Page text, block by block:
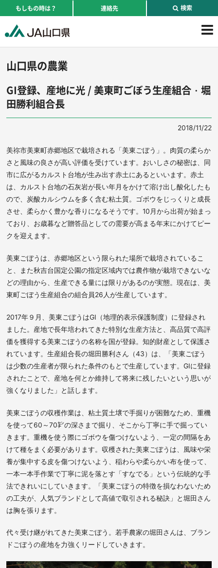
もしもの時は？ 連絡先 検索
山口県の農業
GI登録、産地に光 / 美東町ごぼう生産組合・堀
田勝利組合長
2018/11/22
美祢市美東町赤郷地区で栽培される「美東ごぼう」。肉質の柔らか
さと風味の良さが高い評価を受けています。おいしさの秘密は、同
市に広がるカルスト台地が生み出す赤土にあるといいます。赤土
は、カルスト台地の石灰岩が長い年月をかけて溶け出し酸化したも
ので、炭酸カルシウムを多く含む粘土質。ゴボウをじっくりと成長
させ、柔らかく豊かな香りになるそうです。10月から出荷が始まっ
ており、お歳暮など贈答品としての需要が高まる年末にかけてピー
クを迎えます。
美東ごぼうは、赤郷地区という限られた場所で栽培されているこ
と、また秋吉台国定公園の指定区域内では農作物が栽培できないな
どの理由から、生産できる量には限りがあるのが実態。現在は、美
東町ごぼう生産組合の組合員26人が生産しています。
2017年９月、美東ごぼうはGI（地理的表示保護制度）に登録され
ました。産地で長年培われてきた特別な生産方法と、高品質で高評
価を獲得する美東ごぼうの名称を国が登録。知的財産として保護さ
れています。生産組合長の堀田勝利さん（43）は、「美東ごぼう
は少数の生産者が限られた条件のもとで生産しています。GIに登録
されたことで、産地を何とか維持して将来に残したいという思いが
強くなりました」と話します。
美東ごぼうの収穫作業は、粘土質土壌で手掘りが困難なため、重機
を使って60～70㌢の深さまで掘り、そこから丁寧に手で掘ってい
きます。重機を使う際にゴボウを傷つけないよう、一定の間隔をあ
けて種をまく必要があります。収穫された美東ごぼうは、風味や栄
養が集中する皮を傷つけないよう、稲わらや柔らかい布を使って、
一本一本手作業で丁寧に泥を落とす「すなでる」という伝統的な手
法できれいにしていきます。「美東ごぼうの特徴を損なわないため
の工夫が、人気ブランドとして高値で取引される秘訣」と堀田さん
は胸を張ります。
代々受け継がれてきた美東ごぼう。若手農家の堀田さんは、ブラン
ドごぼうの産地を力強くリードしていきます。